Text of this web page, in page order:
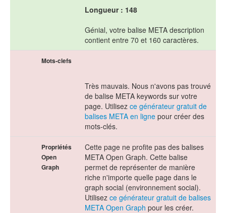
Longueur : 148
Génial, votre balise META description
contient entre 70 et 160 caractères.
Mots-clefs
Très mauvais. Nous n'avons pas trouvé
de balise META keywords sur votre
page. Utilisez ce générateur gratuit de
balises META en ligne pour créer des
mots-clés.
Propriétés
Open
Graph
Cette page ne profite pas des balises
META Open Graph. Cette balise
permet de représenter de manière
riche n'importe quelle page dans le
graph social (environnement social).
Utilisez ce générateur gratuit de balises
META Open Graph pour les créer.